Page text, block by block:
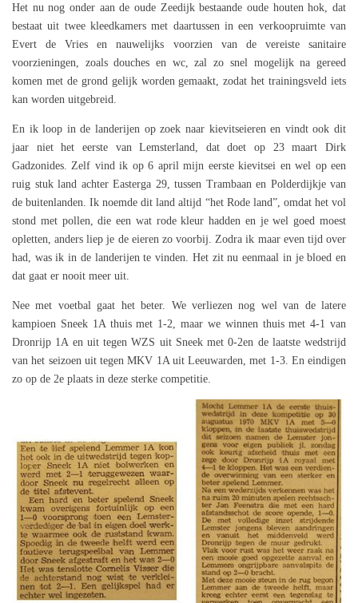
Het nu nog onder aan de oude Zeedijk bestaande oude houten hok, dat
bestaat uit twee kleedkamers met daartussen in een verkoopruimte van
Evert de Vries en nauwelijks voorzien van de vereiste sanitaire
voorzieningen, zoals douches en wc, zal zo snel mogelijk na gereed
komen met de grond gelijk worden gemaakt, zodat het trainingsveld iets
kan worden uitgebreid.
En ik loop in de landerijen op zoek naar kievitseieren en vindt ook dit
jaar niet het eerste van Lemsterland, dat doet op 23 maart Dirk
Gadzonides. Zelf vind ik op 6 april mijn eerste kievitsei en wel op een
ruig stuk land achter Easterga 29, tussen Trambaan en Polderdijkje van
de buitenlanden. Ik noemde dit land altijd “het Rode land”, omdat het vol
stond met pollen, die een wat rode kleur hadden en je wel goed moest
opletten, anders liep je de eieren zo voorbij. Zodra ik maar even tijd over
had, was ik in de landerijen te vinden. Het zit nu eenmaal in je bloed en
dat gaat er nooit meer uit.
Nee met voetbal gaat het beter. We verliezen nog wel van de latere
kampioen Sneek 1A thuis met 1-2, maar we winnen thuis met 4-1 van
Dronrijp 1A en uit tegen WZS uit Sneek met 0-2en de laatste wedstrijd
van het seizoen uit tegen MKV 1A uit Leeuwarden, met 1-3. En eindigen
zo op de 2e plaats in deze sterke competitie.